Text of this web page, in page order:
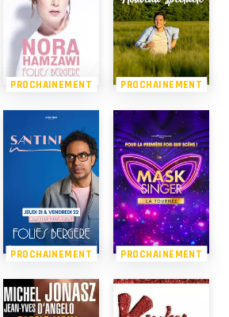
PROCHAINEMENT PROCHAINEMENT
PROCHAINEMENT PROCHAINEMENT